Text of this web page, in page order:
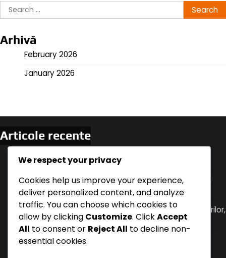
Search
for:
Arhivă
February 2026
January 2026
Articole recente
Germania vs Suedia: Momente cheie ale meciului,
Statistici ale jucătorilor, Formatii ale echipelor
Uruguay vs Portugalia: Dinamica meciului, Jucători
cheie, Ajustări tactice
Tacticile ofensive ale Uruguayului: Mișcările jucătorilor,
strategiile de marcaj, dinamica meciului
Spania vs Iran: Ocazii de marcaj, Erori de apărare,
We respect your privacy
Cookies help us improve your experience,
deliver personalized content, and analyze
traffic. You can choose which cookies to
allow by clicking Customize. ClickAccept
All to consent or Reject All to decline non-
essential cookies.